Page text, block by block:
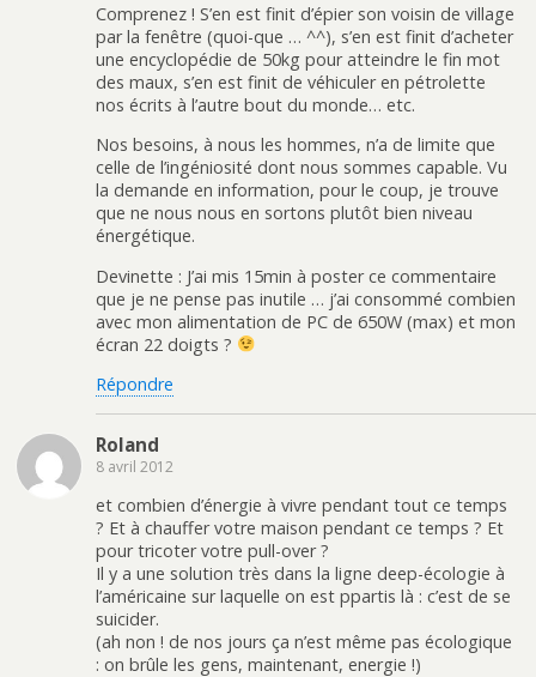
Comprenez ! S’en est finit d’épier son voisin de village
par la fenêtre (quoi-que … ^^), s’en est finit d’acheter
une encyclopédie de 50kg pour atteindre le fin mot
des maux, s’en est finit de véhiculer en pétrolette
nos écrits à l’autre bout du monde… etc.
Nos besoins, à nous les hommes, n’a de limite que
celle de l’ingéniosité dont nous sommes capable. Vu
la demande en information, pour le coup, je trouve
que ne nous nous en sortons plutôt bien niveau
énergétique.
Devinette : J’ai mis 15min à poster ce commentaire
que je ne pense pas inutile … j’ai consommé combien
avec mon alimentation de PC de 650W (max) et mon
écran 22 doigts ?
Répondre
Roland
8 avril 2012
et combien d’énergie à vivre pendant tout ce temps
? Et à chauffer votre maison pendant ce temps ? Et
pour tricoter votre pull-over ?
Il y a une solution très dans la ligne deep-écologie à
l’américaine sur laquelle on est ppartis là : c’est de se
suicider.
(ah non ! de nos jours ça n’est même pas écologique
: on brûle les gens, maintenant, energie !)